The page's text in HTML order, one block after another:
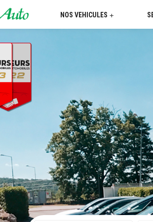
+
NOS VEHICULES